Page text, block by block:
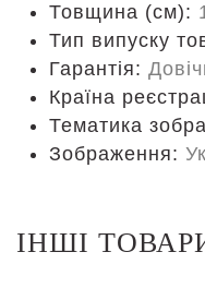
Товщина (см):
Тип випуску
Гарантія:
Країна
Тематика
Зображення:
ІНШІ